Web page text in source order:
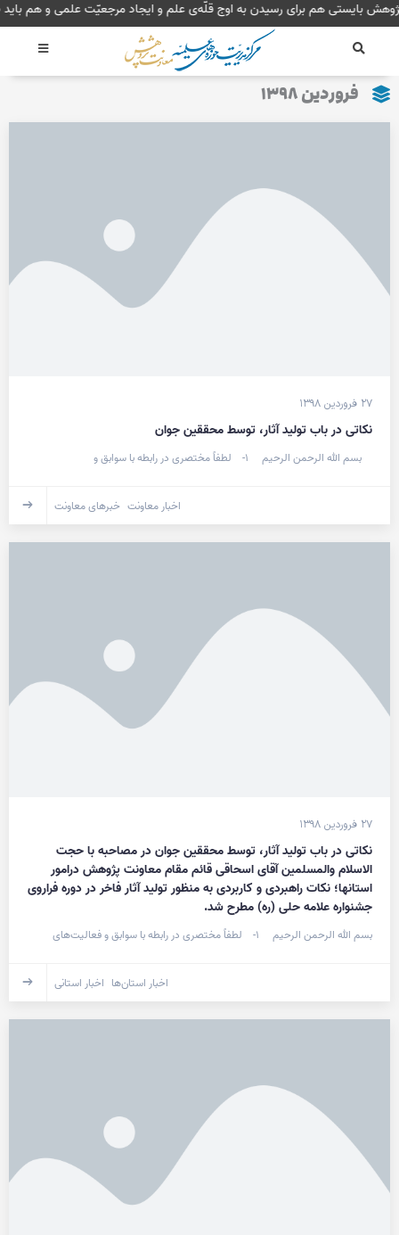
پرش
به
پژوهش بایستی هم برای رسیدن به اوج قلّه‌ی علم و ایجاد مرجعیّت علمی و هم
فروردین ۱۳۹۸
۲۷ فروردین ۱۳۹۸
نکاتی در باب تولید آثار، توسط محققین جوان
بسم الله الرحمن الرحیم ۱- لطفاً مختصری در رابطه با سوابق و
اخبار معاونت خبرهای معاونت
۲۷ فروردین ۱۳۹۸
نکاتی در باب تولید آثار، توسط محققین جوان در مصاحبه با حجت
الاسلام والمسلمین آقای اسحاقی قائم مقام معاونت پژوهش درامور
استانها؛ نکات راهبردی و کاربردی به منظور تولید آثار فاخر در دوره فراروی
جشنواره علامه حلی (ره) مطرح شد.
بسم الله الرحمن الرحیم ۱- لطفاً مختصری در رابطه با سوابق و فعالیت‌های
اخبار استان‌ها اخبار استانی